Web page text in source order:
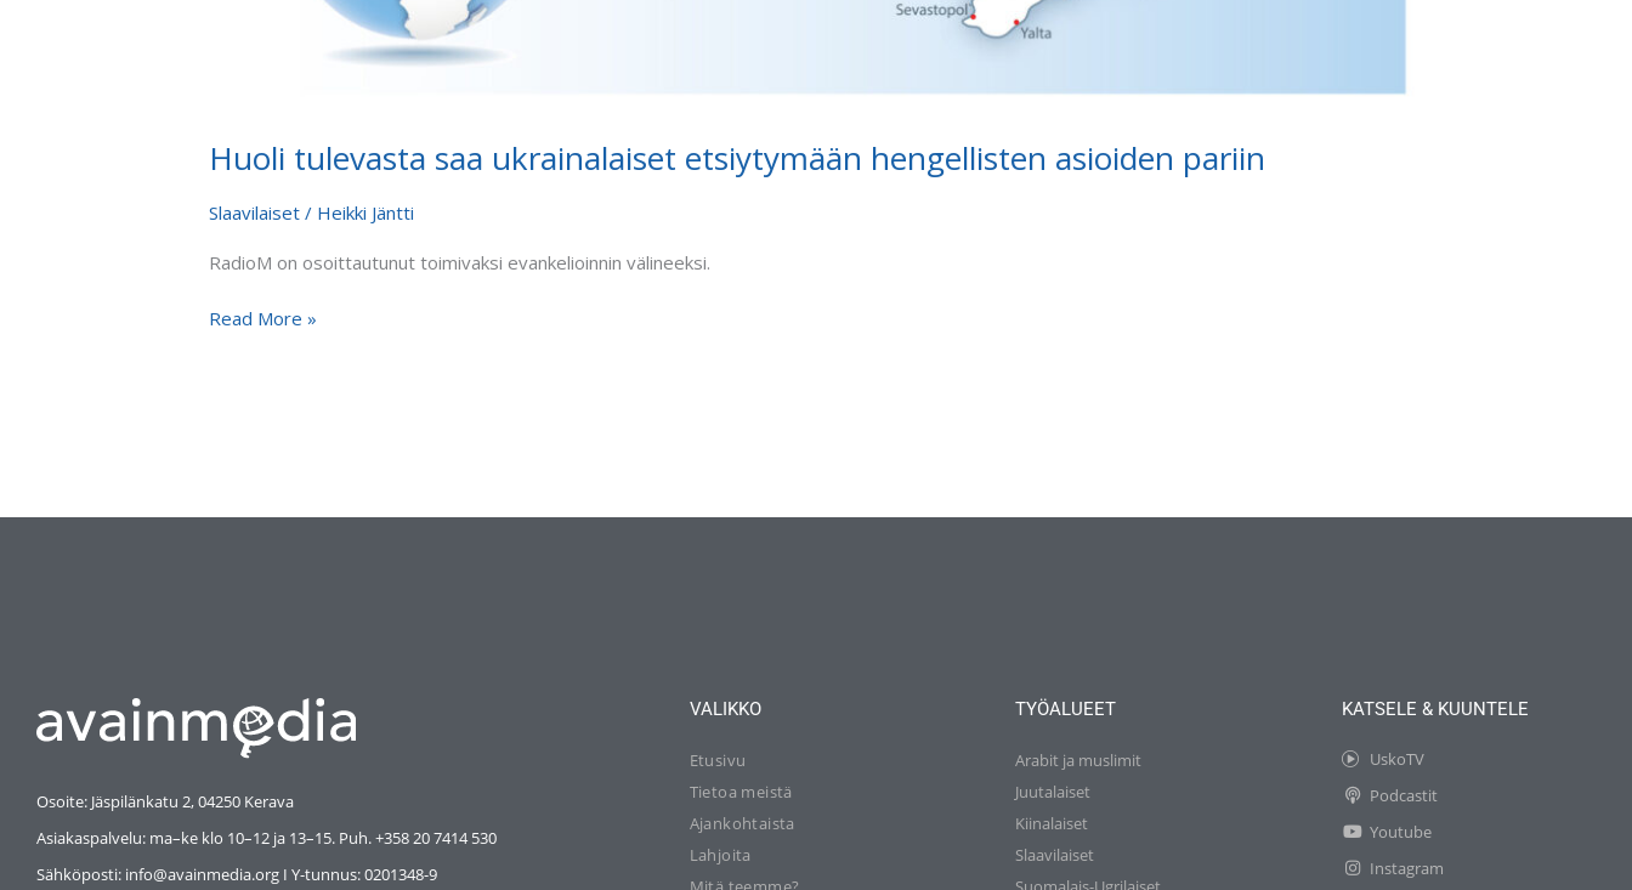
Huoli tulevasta saa ukrainalaiset etsiytymään hengellisten asioiden pariin
Slaavilaiset / Heikki Jäntti
RadioM on osoittautunut toimivaksi evankelioinnin välineeksi.
Read More »
Osoite: Jäspilänkatu 2, 04250 Kerava
Asiakaspalvelu: ma–ke klo 10–12 ja 13–15. Puh. +358 20 7414 530
Sähköposti: info@avainmedia.org I Y-tunnus:0201348-9
VALIKKO
Etusivu
Tietoa meistä
Ajankohtaista
Lahjoita
TYÖALUEET
Arabit ja muslimit
Juutalaiset
Kiinalaiset
Slaavilaiset
KATSELE & KUUNTELE
UskoTV
Podcastit
Youtube
Instagram